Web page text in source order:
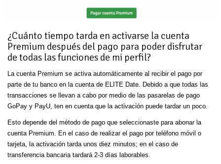
¿Cuánto tiempo tarda en activarse la cuenta
Premium después del pago para poder disfrutar
de todas las funciones de mi perfil?
La cuenta Premium se activa automáticamente al recibir el pago por
parte de tu banco en la cuenta de ELITE Date. Debido a que todas las
transacciones se llevan a cabo por medio de las pasarelas de pago
GoPay y PayU, ten en cuenta que la activación puede tardar un poco.
Esto depende del método de pago que seleccionaste para abonar la
cuenta Premium. En el caso de realizar el pago por teléfono móvil o
tarjeta, la activación tarda unos diez minutos; en el caso de
transferencia bancaria tardará 2-3 días laborables.